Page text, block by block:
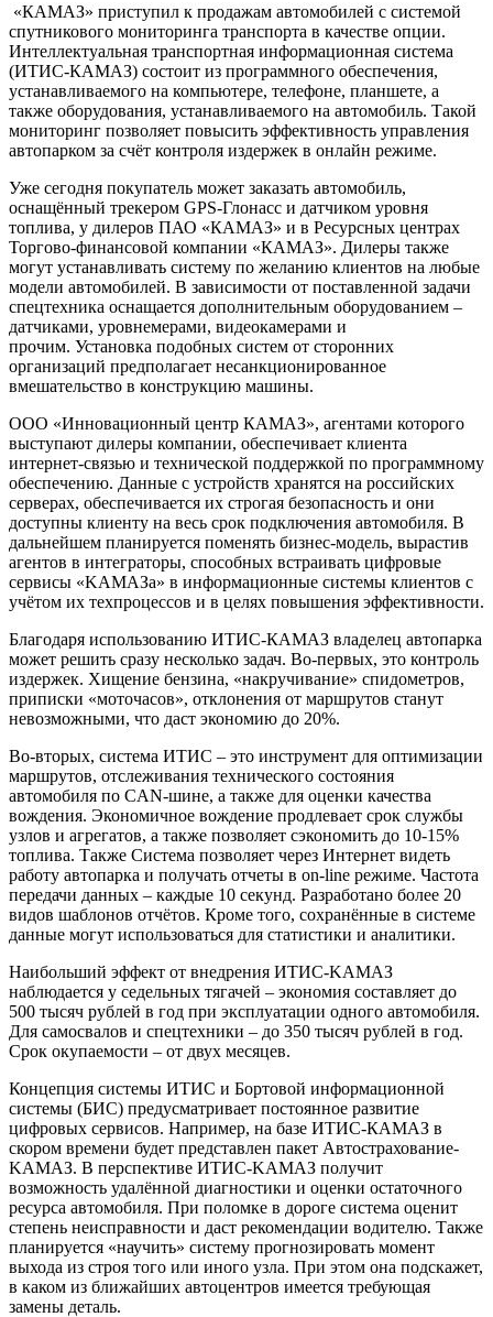
«КАМАЗ» приступил к продажам автомобилей с системой
спутникового мониторинга транспорта в качестве опции.
Интеллектуальная транспортная информационная система
(ИТИС-КАМАЗ) состоит из программного обеспечения,
устанавливаемого на компьютере, телефоне, планшете, а
также оборудования, устанавливаемого на автомобиль. Такой
мониторинг позволяет повысить эффективность управления
автопарком за счёт контроля издержек в онлайн режиме.
Уже сегодня покупатель может заказать автомобиль,
оснащённый трекером GPS-Глонасс и датчиком уровня
топлива, у дилеров ПАО «КАМАЗ» и в Ресурсных центрах
Торгово-финансовой компании «КАМАЗ». Дилеры также
могут устанавливать систему по желанию клиентов на любые
модели автомобилей. В зависимости от поставленной задачи
спецтехника оснащается дополнительным оборудованием –
датчиками, уровнемерами, видеокамерами и
прочим. Установка подобных систем от сторонних
организаций предполагает несанкционированное
вмешательство в конструкцию машины.
ООО «Инновационный центр КАМАЗ», агентами которого
выступают дилеры компании, обеспечивает клиента
интернет-связью и технической поддержкой по программному
обеспечению. Данные с устройств хранятся на российских
серверах, обеспечивается их строгая безопасность и они
доступны клиенту на весь срок подключения автомобиля. В
дальнейшем планируется поменять бизнес-модель, вырастив
агентов в интеграторы, способных встраивать цифровые
сервисы «KAMAЗа» в информационные системы клиентов с
учётом их техпроцессов и в целях повышения эффективности.
Благодаря использованию ИТИС-КАМАЗ владелец автопарка
может решить сразу несколько задач. Во-первых, это контроль
издержек. Хищение бензина, «накручивание» спидометров,
приписки «моточасов», отклонения от маршрутов станут
невозможными, что даст экономию до 20%.
Во-вторых, система ИТИС – это инструмент для оптимизации
маршрутов, отслеживания технического состояния
автомобиля по CAN-шине, а также для оценки качества
вождения. Экономичное вождение продлевает срок службы
узлов и агрегатов, а также позволяет сэкономить до 10-15%
топлива. Также Система позволяет через Интернет видеть
работу автопарка и получать отчеты в on-line режиме. Частота
передачи данных – каждые 10 секунд. Разработано более 20
видов шаблонов отчётов. Кроме того, сохранённые в системе
данные могут использоваться для статистики и аналитики.
Наибольший эффект от внедрения ИТИС-KAMAЗ
наблюдается у седельных тягачей – экономия составляет до
500 тысяч рублей в год при эксплуатации одного автомобиля.
Для самосвалов и спецтехники – до 350 тысяч рублей в год.
Срок окупаемости – от двух месяцев.
Концепция системы ИТИС и Бортовой информационной
системы (БИС) предусматривает постоянное развитие
цифровых сервисов. Например, на базе ИТИС-КАМАЗ в
скором времени будет представлен пакет Автострахование-
KAMAЗ. В перспективе ИТИС-KAMAЗ получит
возможность удалённой диагностики и оценки остаточного
ресурса автомобиля. При поломке в дороге система оценит
степень неисправности и даст рекомендации водителю. Также
планируется «научить» систему прогнозировать момент
выхода из строя того или иного узла. При этом она подскажет,
в каком из ближайших автоцентров имеется требующая
замены деталь.